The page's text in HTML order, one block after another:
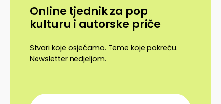
Online tjednik za pop
kulturu i autorske priče
Stvari koje osjećamo. Teme koje pokreću.
Newsletter nedjeljom.